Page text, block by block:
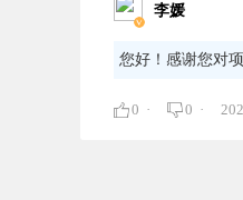
李媛
您好！感谢您对
0 · 0 ·